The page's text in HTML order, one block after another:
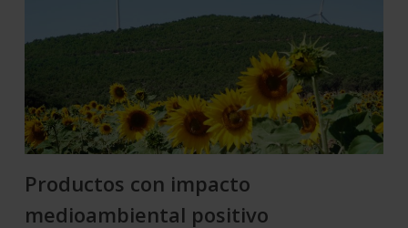
Productos con impacto
medioambiental positivo